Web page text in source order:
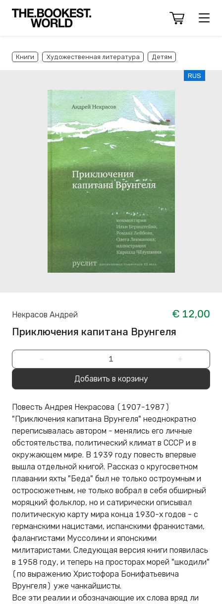
Книги Художественная литература Детям
RUS
Некрасов Андрей
€ 12,00
Приключения капитана Врунгеля
− +
Добавить в корзину
Повесть Андрея Некрасова (1907-1987)
"Приключения капитана Врунгеля" неоднократно
переписывалась автором - менялись его личные
обстоятельства, политический климат в СССР и в
окружающем мире. В 1939 году повесть впервые
вышла отдельной книгой. Рассказ о кругосветном
плавании яхты "Беда" был не только остроумным и
остросюжетным, не только вобрал в себя обширный
моряцкий фольклор, но и сатирически описывал
политическую карту мира конца 1930-х годов - с
германскими нацистами, испанскими франкистами,
фалангистами Муссолини и японскими
милитаристами. Следующая версия книги появилась
в 1958 году, и теперь на просторах морей "шкодили"
(по выражению Христофора Бонифатьевича
Врунгеля) уже чанкайшисты.
Все эти реалии и обозначающие их слова вряд ли